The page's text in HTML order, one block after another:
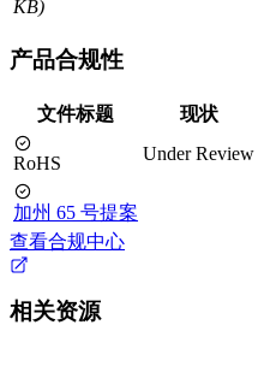
KB)
产品合规性
文件标题 现状
RoHS Under Review
加州 65 号提案
查看合规中心
相关资源